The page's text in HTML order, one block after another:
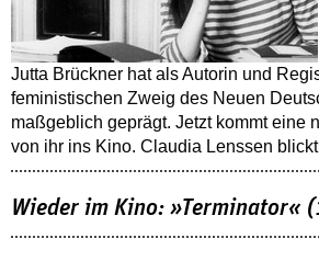
Jutta Brückner hat als Autorin und
feministischen Zweig des Neuen
maßgeblich geprägt. Jetzt kommt eine
von ihr ins Kino. Claudia Lenssen
Wieder im Kino: »Terminator«